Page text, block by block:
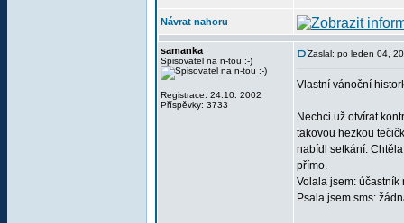
Návrat nahoru
samanka
Spisovatel na n-tou :-)
Registrace: 24.10. 2002
Příspěvky: 3733
Zaslal: po leden 04,
Vlastní vánoční
Nechci už otvírat
takovou hezkou
nabídl setkání.
přímo.
Volala jsem: účastník
Psala jsem sms: